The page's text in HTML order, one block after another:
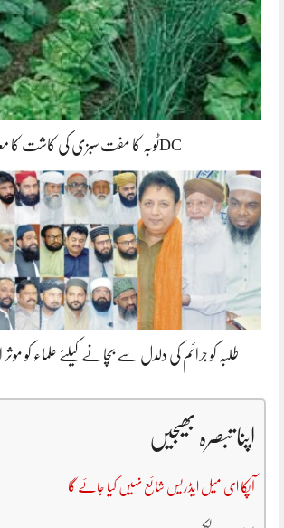
DCٹوبہ کا مفت سبزی کی کاشت کا معائنہ
طلبہ کو جرائم کی دلدل سے بچانے کیلئے علماء کو موثر
اپنا تبصرہ بھیجیں
آپکا ای میل ایڈریس شائع نہیں کیا جائے گا